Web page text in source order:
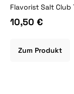
10,50 €
Zum Produkt